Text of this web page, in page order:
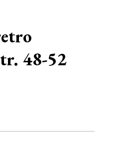
48-52